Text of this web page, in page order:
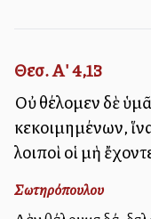
Θεσ. Α' 4,13
Οὐ θέλομεν δὲ
κεκοιμημένων,
λοιποὶ οἱ μὴ
Σωτηρόπουλου